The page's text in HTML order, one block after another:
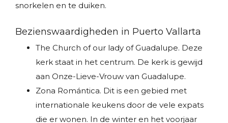
snorkelen en te duiken.
Bezienswaardigheden in Puerto Vallarta
The Church of our lady of Guadalupe. Deze
kerk staat in het centrum. De kerk is gewijd
aan Onze-Lieve-Vrouw van Guadalupe.
Zona Romántica. Dit is een gebied met
internationale keukens door de vele expats
die er wonen. In de winter en het voorjaar